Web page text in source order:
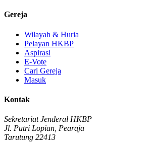
Gereja
Wilayah & Huria
Pelayan HKBP
Aspirasi
E-Vote
Cari Gereja
Masuk
Kontak
Sekretariat Jenderal HKBP
Jl. Putri Lopian, Pearaja
Tarutung 22413